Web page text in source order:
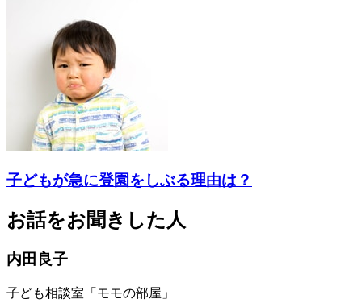
子どもが急に登園をしぶる理由は？
お話をお聞きした人
内田良子
子ども相談室「モモの部屋」